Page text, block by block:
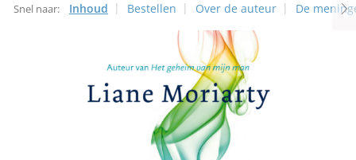
Snel naar: Inhoud Bestellen Over de auteur De